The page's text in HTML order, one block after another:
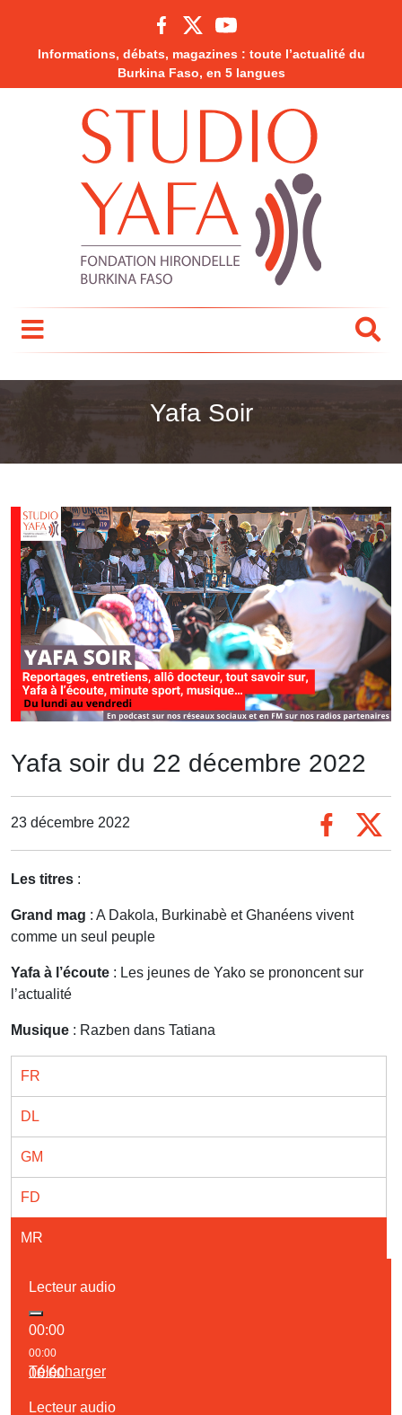
Informations, débats, magazines : toute l’actualité du
Burkina Faso, en 5 langues
Yafa Soir
Yafa soir du 22 décembre 2022
23 décembre 2022
Les titres :
Grand mag : A Dakola, Burkinabè et Ghanéens vivent
comme un seul peuple
Yafa à l’écoute : Les jeunes de Yako se prononcent sur
l’actualité
Musique : Razben dans Tatiana
FR
DL
GM
FD
MR
Lecteur audio
00:00
00:00
00:00
Télécharger
Lecteur audio